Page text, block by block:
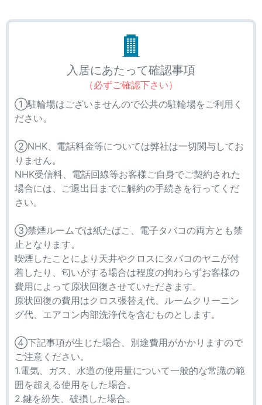
入居にあたって確認事項
（必ずご確認下さい）
①駐輪場はございませんので公共の駐輪場をご利用く
ださい。
②NHK、電話料金等については弊社は一切関与してお
りません。
NHK受信料、電話回線等お客様ご自身でご契約された
場合には、ご退出日までに解約の手続きを行ってくだ
さい。
③禁煙ルームでは紙たばこ、電子タバコの両方とも禁
止となります。
喫煙したことにより天井やクロスにタバコのヤニが付
着したり、匂いがする場合は程度の拘わらずお客様の
費用によって原状回復させていただきます。
原状回復の費用はクロス張替え代、ルームクリーニン
グ代、エアコン内部洗浄代を含むものとします。
④下記事項が生じた場合、別途費用がかかりますので
ご注意ください。
1.電気、ガス、水道の使用量について一般的な常識の範
囲を超える使用をした場合。
2.鍵を紛失、破損した場合。